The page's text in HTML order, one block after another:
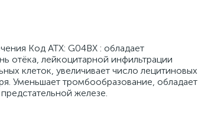
Код АТХ: G04BX : обладает
отёка, лейкоцитарной инфильтрации
клеток, увеличивает число лецитиновых
Уменьшает тромбообразование, обладает
железе.